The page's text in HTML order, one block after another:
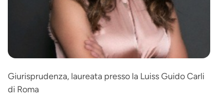
Giurisprudenza, laureata presso la Luiss Guido Carli
di Roma